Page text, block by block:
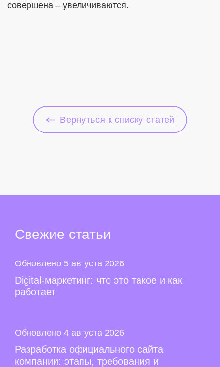
совершена – увеличиваются.
Вернуться к списку статей
Свежие статьи
Обновлено 5 августа 2026
Digital-маркетинг: что это такое и как
работает
Обновлено 4 августа 2026
Разработка официального сайта
компании: этапы, требования и